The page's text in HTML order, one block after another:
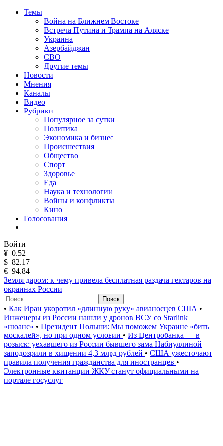
Темы
Война на Ближнем Востоке
Встреча Путина и Трампа на Аляске
Украина
Азербайджан
СВО
Другие темы
Новости
Мнения
Каналы
Видео
Рубрики
Популярное за сутки
Политика
Экономика и бизнес
Происшествия
Общество
Спорт
Здоровье
Еда
Наука и технологии
Войны и конфликты
Кино
Голосования
Войти
¥ 0.52
$ 82.17
€ 94.84
Земля даром: к чему привела бесплатная раздача гектаров на
окраинах России
Поиск
• Как Иран укоротил «длинную руку» авианосцев США •
Инженеры из России нашли у дронов ВСУ со Starlink
«нюанс» • Президент Польши: Мы поможем Украине «бить
москалей», но при одном условии • Из Центробанка — в
розыск: уехавшего из России бывшего зама Набиуллиной
заподозрили в хищении 4,3 млрд рублей • США ужесточают
правила получения гражданства для иностранцев •
Электронные квитанции ЖКУ станут официальными на
портале госуслуг